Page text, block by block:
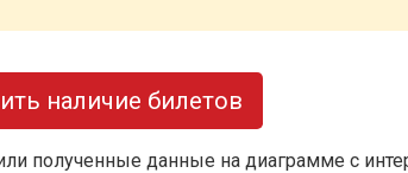
наличие билетов
полученные данные на диаграмме с